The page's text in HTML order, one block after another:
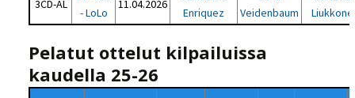
3CD-AL
- LoLo
11.04.2026
Enriquez
Veidenbaum
Pelatut ottelut kilpailuissa
kaudella 25-26